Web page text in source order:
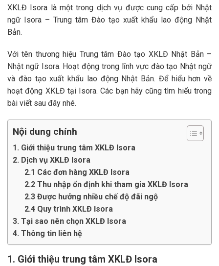
XKLĐ Isora là một trong dịch vụ được cung cấp bởi Nhật
ngữ Isora – Trung tâm Đào tạo xuất khẩu lao động Nhật
Bản.
Với tên thương hiệu Trung tâm Đào tạo XKLĐ Nhật Bản –
Nhật ngữ Isora. Hoạt động trong lĩnh vực đào tạo Nhật ngữ
và đào tạo xuất khẩu lao động Nhật Bản. Để hiểu hơn về
hoạt động XKLĐ tại Isora. Các bạn hãy cũng tìm hiểu trong
bài viết sau đây nhé.
Nội dung chính
1. Giới thiệu trung tâm XKLĐ Isora
2. Dịch vụ XKLĐ Isora
2.1 Các đơn hàng XKLĐ Isora
2.2 Thu nhập ổn định khi tham gia XKLĐ Isora
2.3 Được hưởng nhiều chế độ đãi ngộ
2.4 Quy trình XKLĐ Isora
3. Tại sao nên chọn XKLĐ Isora
4. Thông tin liên hệ
1. Giới thiệu trung tâm XKLĐ Isora